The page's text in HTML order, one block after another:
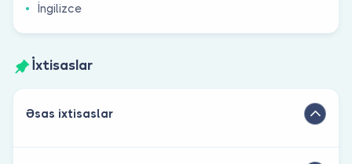
İngilizce
İxtisaslar
Əsas ixtisaslar